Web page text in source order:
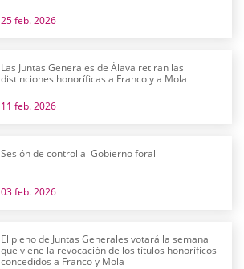
25 feb. 2026
Las Juntas Generales de Álava retiran las
distinciones honoríficas a Franco y a Mola
11 feb. 2026
Sesión de control al Gobierno foral
03 feb. 2026
El pleno de Juntas Generales votará la semana
que viene la revocación de los títulos honoríficos
concedidos a Franco y Mola